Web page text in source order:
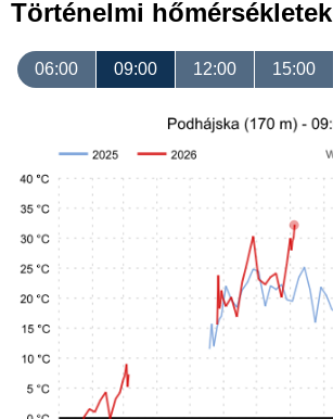
Történelmi hőmérsékletek
06:00 09:00 12:00 15:00